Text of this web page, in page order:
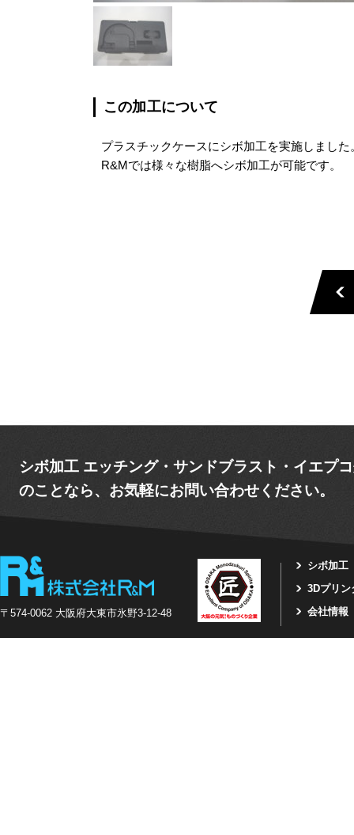
この加工について
プラスチックケースにシボ加工を実施しました
R&Mでは様々な樹脂へシボ加工が可能です。
シボ加工 エッチング・サンドブラスト・イエプ
のことなら、お気軽にお問い合わせください。
〒574-0062 大阪府大東市氷野3-12-48
シボ加工
3Dプリン
会社情報